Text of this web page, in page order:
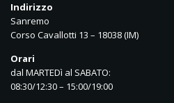
Indirizzo
Sanremo
Corso Cavallotti 13 – 18038 (IM)
Orari
dal MARTEDì al SABATO:
08:30/12:30 – 15:00/19:00